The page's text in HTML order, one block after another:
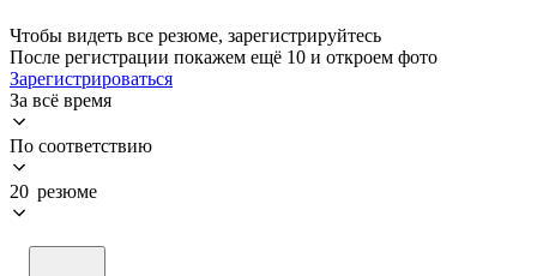
Чтобы видеть все резюме, зарегистрируйтесь
После регистрации покажем ещё 10 и откроем фото
Зарегистрироваться
За всё время
По соответствию
20 резюме